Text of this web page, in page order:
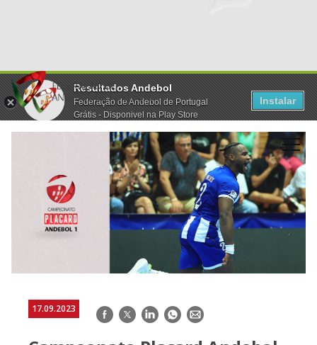
Resultados Andebol
Federação de Andebol de Portugal
Grátis - Disponivel na Play Store
Instalar
17.09.2023 Facebook
TwitterLinkedInWhatsApp
E-